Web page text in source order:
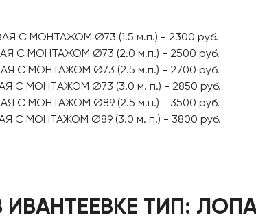
C МOHTAЖОМ Ø73 (1.5 м.п.) - 2300 pуб.
C МOHTAЖОМ Ø73 (2.0 м.п.) - 2500 pуб.
C МOHTAЖОМ Ø73 (2.5 м.п.) - 2700 pуб.
C МОНТAЖОМ Ø73 (3.0 м. п.) - 2850 руб.
С MОHТАЖОМ Ø89 (2.5 м.п.) - 3500 руб.
С МОНТАЖОМ Ø89 (3.0 м. п.) - 3800 руб.
ТИП: